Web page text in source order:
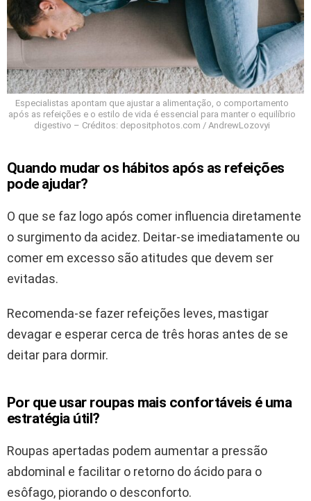
Especialistas apontam que ajustar a alimentação, o comportamento
após as refeições e o estilo de vida é essencial para manter o equilíbrio
digestivo – Créditos: depositphotos.com / AndrewLozovyi
Quando mudar os hábitos após as refeições
pode ajudar?
O que se faz logo após comer influencia diretamente
o surgimento da acidez. Deitar-se imediatamente ou
comer em excesso são atitudes que devem ser
evitadas.
Recomenda-se fazer refeições leves, mastigar
devagar e esperar cerca de três horas antes de se
deitar para dormir.
Por que usar roupas mais confortáveis é uma
estratégia útil?
Roupas apertadas podem aumentar a pressão
abdominal e facilitar o retorno do ácido para o
esôfago, piorando o desconforto.